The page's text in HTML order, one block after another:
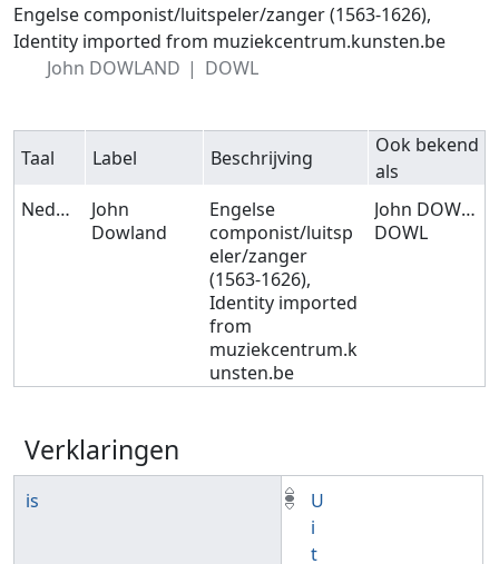
Ga naar: navigatie,zoeken
Engelse componist/luitspeler/zanger (1563-1626),
Identity imported from muziekcentrum.kunsten.be
John DOWLAND
DOWL
Taal Label Beschrijving
Ook bekend
als
Nederlands
John
Dowland
Engelse
componist/luitsp
eler/zanger
(1563-1626),
Identity imported
from
muziekcentrum.k
unsten.be
John DOWLAND
DOWL
Verklaringen
is
U
i
t